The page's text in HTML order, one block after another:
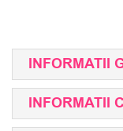
INFORMATII
INFORMATII